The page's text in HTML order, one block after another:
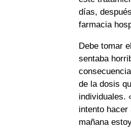
días,
farmacia
Debe tomar
sentaba
de la dosis
individuales.
intento
mañana